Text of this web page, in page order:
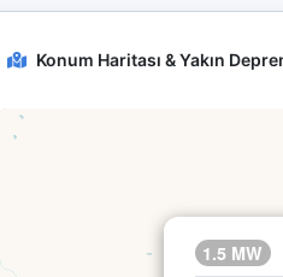
Konum Haritası & Yakın
1.5 MW